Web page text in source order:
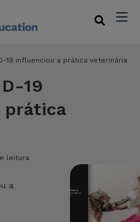
19 influenciou a prática veterinária
19
prática
leitura
a